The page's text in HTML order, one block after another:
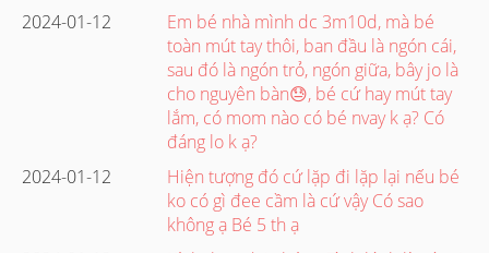
2024-01-12
Em bé nhà mình dc 3m10d, mà bé
toàn mút tay thôi, ban đầu là ngón cái,
sau đó là ngón trỏ, ngón giữa, bây jo là
cho nguyên bàn😓, bé cứ hay mút tay
lắm, có mom nào có bé nvay k ạ? Có
đáng lo k ạ?
2024-01-12
Hiện tượng đó cứ lặp đi lặp lại nếu bé
ko có gì đee cầm là cứ vậy Có sao
không ạ Bé 5 th ạ